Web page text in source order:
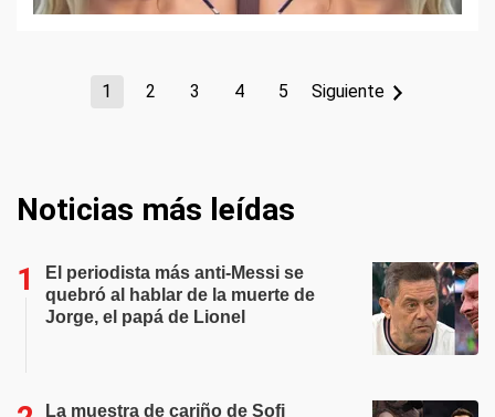
1 2 3 4 5 Siguiente
Noticias más leídas
El periodista más anti-Messi se
quebró al hablar de la muerte de
Jorge, el papá de Lionel
La muestra de cariño de Sofi